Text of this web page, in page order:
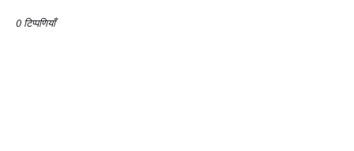
0 टिप्पणियाँ